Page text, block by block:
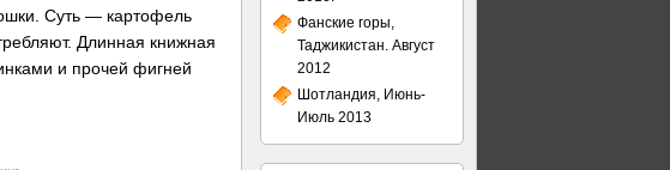
Суть — картофель
Длинная книжная
и прочей фигней
Фанские горы,
Таджикистан. Август
2012
Шотландия, Июнь-
Июль 2013